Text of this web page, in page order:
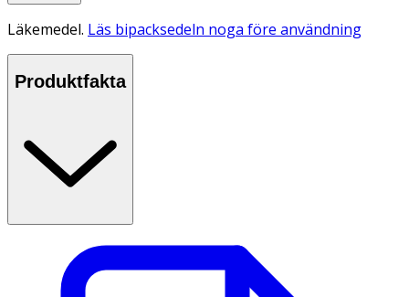
Läkemedel. Läs bipacksedeln noga före användning
Produktfakta